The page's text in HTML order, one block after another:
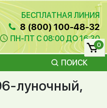
БЕСПЛАТНАЯ ЛИНИЯ
8 (800) 100-48-32
ПН-ПТ С 08:00 ДО 16:30
ПОИСК
0
луночный,